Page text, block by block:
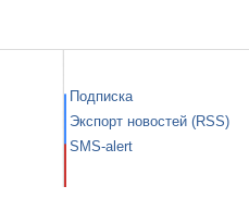
Подписка
Экспорт новостей (RSS)
SMS-alert